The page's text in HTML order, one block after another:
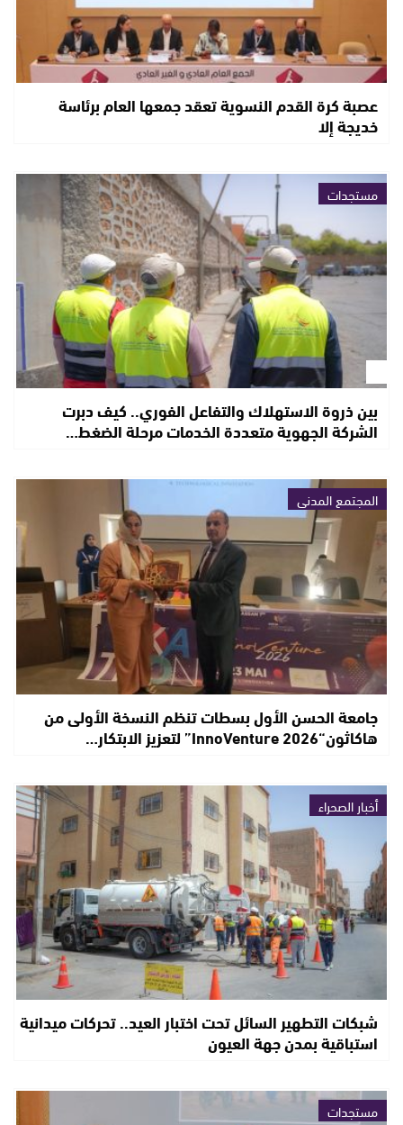
عصبة كرة القدم النسوية تعقد جمعها العام برئاسة
خديجة إلا
مستجدات
بين ذروة الاستهلاك والتفاعل الفوري.. كيف دبرت
الشركة الجهوية متعددة الخدمات مرحلة الضغط…
المجتمع المدني
جامعة الحسن الأول بسطات تنظم النسخة الأولى من
هاكاثون“InnoVenture 2026” لتعزيز الابتكار…
أخبار الصحراء
شبكات التطهير السائل تحت اختبار العيد.. تحركات ميدانية
استباقية بمدن جهة العيون
مستجدات